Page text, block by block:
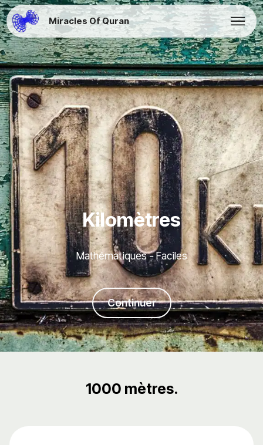
Miracles Of Quran
Kilomètres
Mathématiques - Faciles
Continuer
1000 mètres.